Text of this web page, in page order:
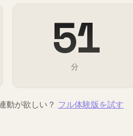
51
分
動が欲しい？ フル体験版を試す